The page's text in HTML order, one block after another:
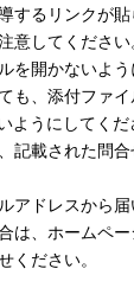
するリンクが
意してください
を開かないよう
も、添付ファイ
ようにしてくだ
記載された問
アドレスから
は、ホームペ
ください。